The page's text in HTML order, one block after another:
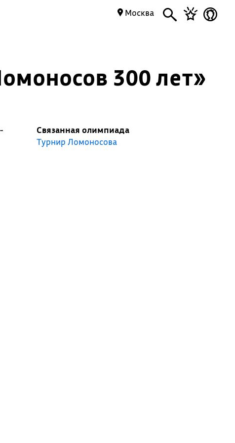
Москва
300 лет»
Связанная олимпиада
Турнир Ломоносова